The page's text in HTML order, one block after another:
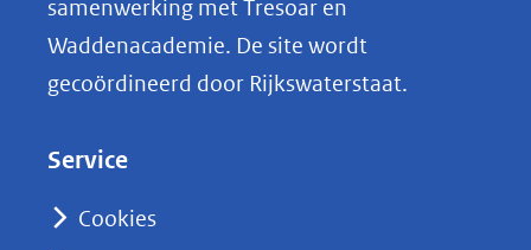
k
e
samenwerking met Tresoar en
Waddenacademie. De site wordt
gecoördineerd door Rijkswaterstaat.
Service
Cookies